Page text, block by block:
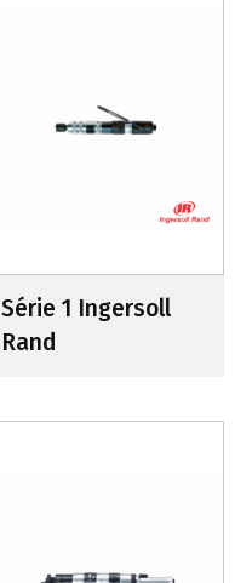
Série 1 Ingersoll
Rand